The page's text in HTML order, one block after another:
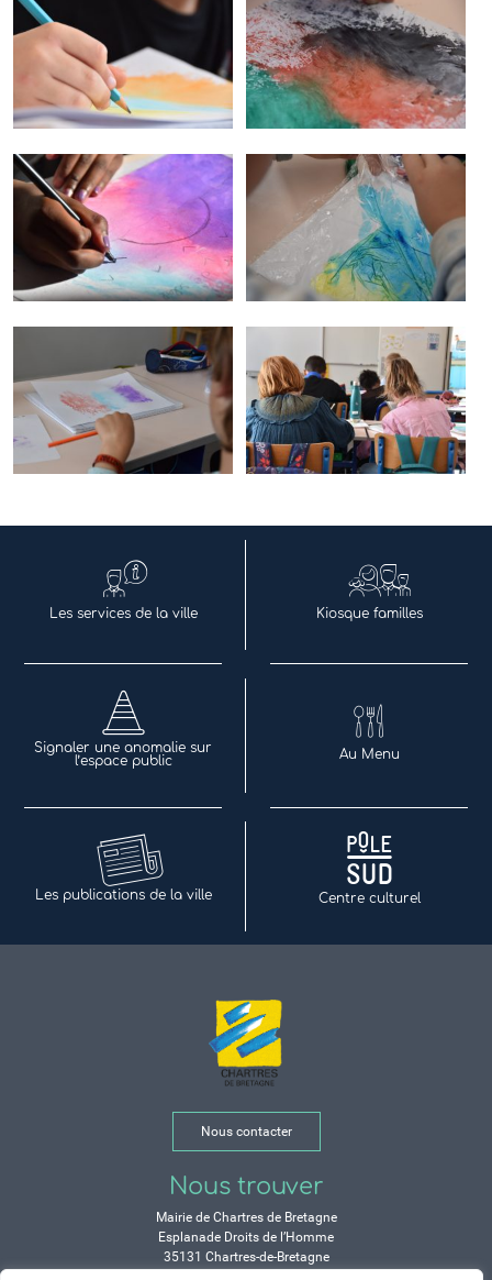
Les services de la ville Kiosque familles
Signaler une anomalie sur
l’espace public
Au Menu
Les publications de la ville Centre culturel
Nous contacter
Nous trouver
Mairie de Chartres de Bretagne
Esplanade Droits de l’Homme
35131 Chartres-de-Bretagne